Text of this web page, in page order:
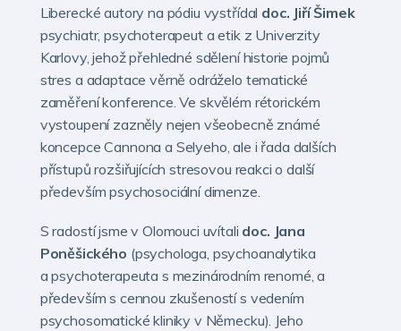
Liberecké autory na pódiu vystřídal doc. Jiří Šimek
psychiatr, psychoterapeut a etik z Univerzity
Karlovy, jehož přehledné sdělení historie pojmů
stres a adaptace věrně odráželo tematické
zaměření konference. Ve skvělém rétorickém
vystoupení zazněly nejen všeobecně známé
koncepce Cannona a Selyeho, ale i řada dalších
přístupů rozšiřujících stresovou reakci o další
především psychosociální dimenze.
S radostí jsme v Olomouci uvítali doc. Jana
Poněšického (psychologa, psychoanalytika
a psychoterapeuta s mezinárodním renomé, a
především s cennou zkušeností s vedením
psychosomatické kliniky v Německu). Jeho